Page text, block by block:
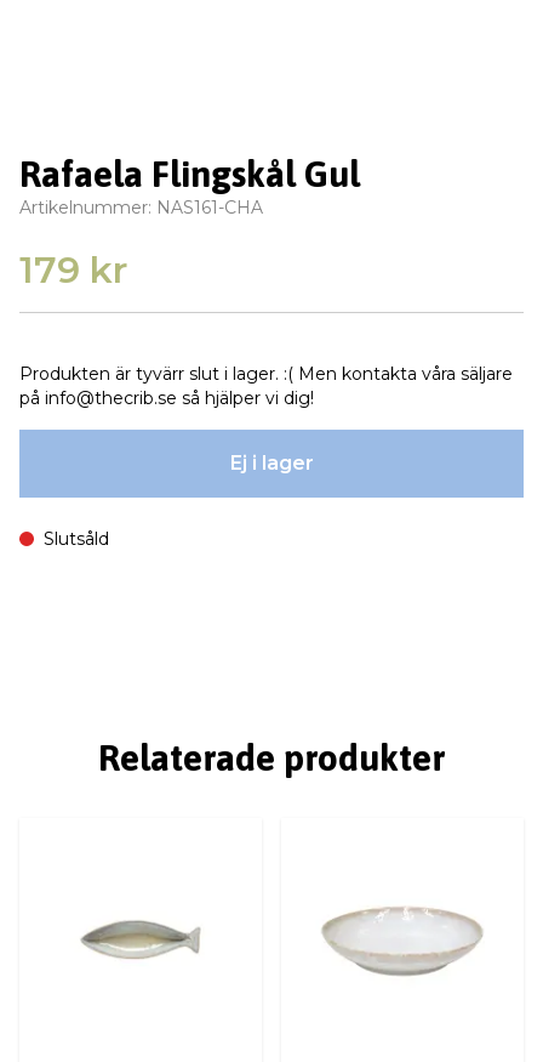
Rafaela Flingskål Gul
Artikelnummer: NAS161-CHA
179 kr
Produkten är tyvärr slut i lager. :( Men kontakta våra säljare
på info@thecrib.se så hjälper vi dig!
Ej i lager
Slutsåld
Relaterade produkter